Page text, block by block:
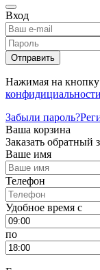
Вход
Отправить
Нажимая на кнопку
конфидициальности
Забыли пароль?
Ваша корзина
Заказать обратный
Ваше имя
Телефон
Удобное время c
по